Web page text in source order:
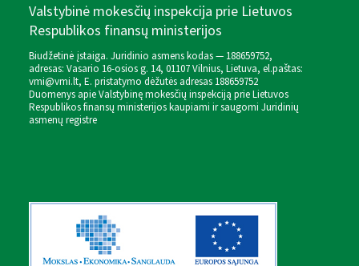
Valstybinė mokesčių inspekcija prie Lietuvos
Respublikos finansų ministerijos
Biudžetinė įstaiga. Juridinio asmens kodas — 188659752,
adresas: Vasario 16-osios g. 14, 01107 Vilnius, Lietuva, el.paštas:
vmi@vmi.lt, E. pristatymo dėžutės adresas 188659752
Duomenys apie Valstybinę mokesčių inspekciją prie Lietuvos
Respublikos finansų ministerijos kaupiami ir saugomi Juridinių
asmenų registre